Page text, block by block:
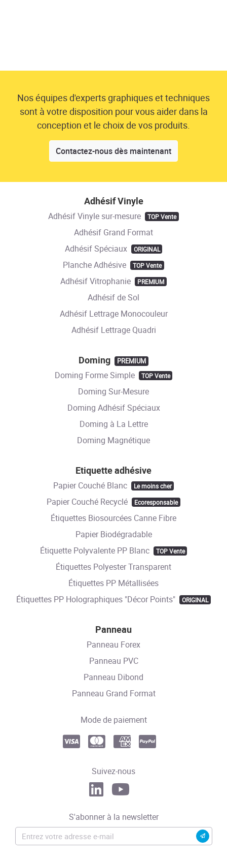
Nos équipes d'experts graphiques et techniques
sont à votre disposition pour vous aider dans la
conception et le choix de vos produits.
Contactez-nous dès maintenant
Adhésif Vinyle
Adhésif Vinyle sur-mesure TOP Vente
Adhésif Grand Format
Adhésif Spéciaux
ORIGINAL
Planche Adhésive TOP Vente
Adhésif Vitrophanie PREMIUM
Adhésif de Sol
Adhésif Lettrage Monocouleur
Adhésif Lettrage Quadri
Doming PREMIUM
Doming Forme Simple TOP Vente
Doming Sur-Mesure
Doming Adhésif Spéciaux
Doming à La Lettre
Doming Magnétique
Etiquette adhésive
Papier Couché Blanc Le moins cher
Papier Couché Recyclé Ecoresponsable
Étiquettes Biosourcées Canne Fibre
Papier Biodégradable
Étiquette Polyvalente PP Blanc
TOP Vente
Étiquettes Polyester Transparent
Étiquettes PP Métallisées
Étiquettes PP Holographiques "Décor Points"
ORIGINAL
Panneau
Panneau Forex
Panneau PVC
Panneau Dibond
Panneau Grand Format
Mode de paiement
Suivez-nous
S'abonner à la newsletter